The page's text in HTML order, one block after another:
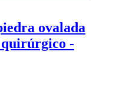
ovalada
quirúrgico -